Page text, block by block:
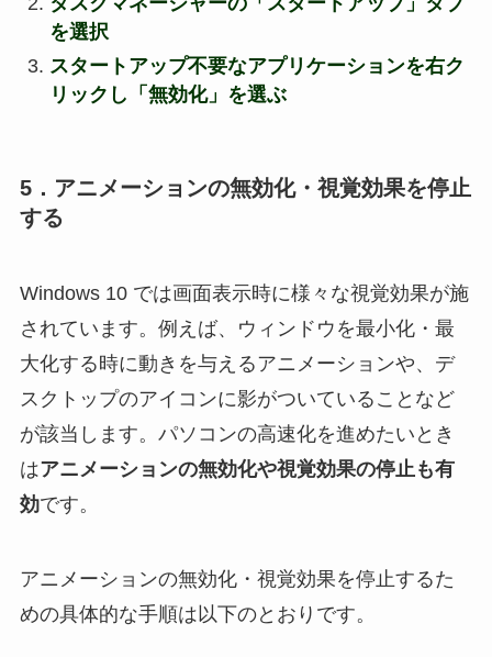
を選択
スタートアップ不要なアプリケーションを右ク
リックし「無効化」を選ぶ
5．アニメーションの無効化・視覚効果を停止
する
Windows 10 では画面表示時に様々な視覚効果が施
されています。例えば、ウィンドウを最小化・最
大化する時に動きを与えるアニメーションや、デ
スクトップのアイコンに影がついていることなど
が該当します。パソコンの高速化を進めたいとき
はアニメーションの無効化や視覚効果の停止も有
効です。
アニメーションの無効化・視覚効果を停止するた
めの具体的な手順は以下のとおりです。